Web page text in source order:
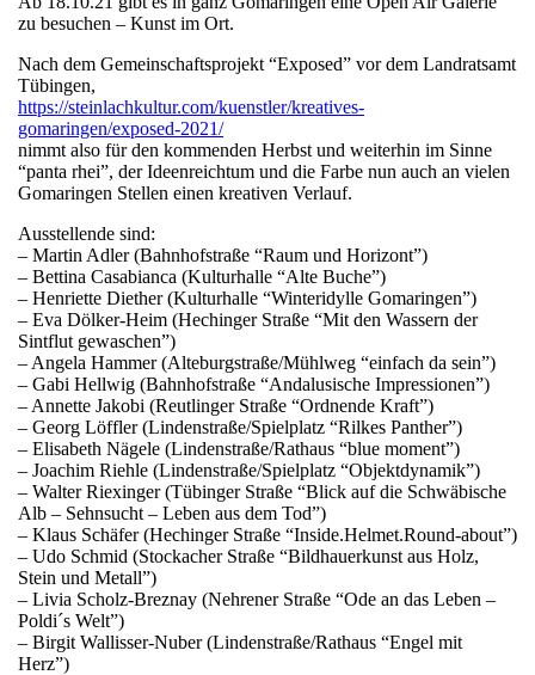
zu besuchen – Kunst im Ort.
Nach dem Gemeinschaftsprojekt “Exposed” vor dem Landratsamt
Tübingen,
https://steinlachkultur.com/kuenstler/kreatives-
gomaringen/exposed-2021/
nimmt also für den kommenden Herbst und weiterhin im Sinne
“panta rhei”, der Ideenreichtum und die Farbe nun auch an vielen
Gomaringen Stellen einen kreativen Verlauf.
Ausstellende sind:
– Martin Adler (Bahnhofstraße “Raum und Horizont”)
– Bettina Casabianca (Kulturhalle “Alte Buche”)
– Henriette Diether (Kulturhalle “Winteridylle Gomaringen”)
– Eva Dölker-Heim (Hechinger Straße “Mit den Wassern der
Sintflut gewaschen”)
– Angela Hammer (Alteburgstraße/Mühlweg “einfach da sein”)
– Gabi Hellwig (Bahnhofstraße “Andalusische Impressionen”)
– Annette Jakobi (Reutlinger Straße “Ordnende Kraft”)
– Georg Löffler (Lindenstraße/Spielplatz “Rilkes Panther”)
– Elisabeth Nägele (Lindenstraße/Rathaus “blue moment”)
– Joachim Riehle (Lindenstraße/Spielplatz “Objektdynamik”)
– Walter Riexinger (Tübinger Straße “Blick auf die Schwäbische
Alb – Sehnsucht – Leben aus dem Tod”)
– Klaus Schäfer (Hechinger Straße “Inside.Helmet.Round-about”)
– Udo Schmid (Stockacher Straße “Bildhauerkunst aus Holz,
Stein und Metall”)
– Livia Scholz-Breznay (Nehrener Straße “Ode an das Leben –
Poldi´s Welt”)
– Birgit Wallisser-Nuber (Lindenstraße/Rathaus “Engel mit
Herz”)